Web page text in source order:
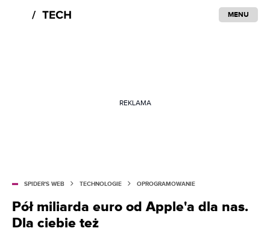
MENU
REKLAMA
SPIDER'S WEB TECHNOLOGIE OPROGRAMOWANIE
Pół miliarda euro od Apple'a dla nas.
Dla ciebie też